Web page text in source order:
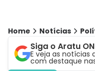
Home Notícias
Siga o Aratu
E veja as notícias
com destaque